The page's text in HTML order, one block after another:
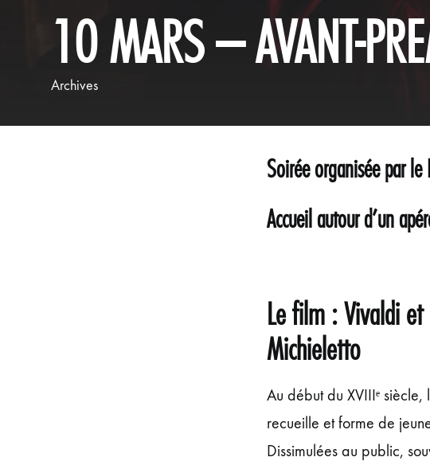
10 MARS – AVANT-
Archives
Soirée organisée par
Accueil autour d’un
Le film : Vivaldi
Michieletto
Au début du XVIIIᵉ
recueille et forme de
Dissimulées au public,